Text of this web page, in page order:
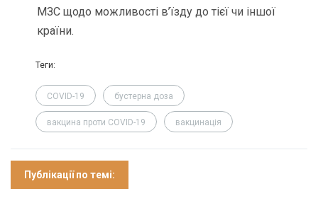
МЗС щодо можливості в’їзду до тієї чи іншої
країни.
Теги:
COVID-19 бустерна доза
вакцина проти COVID-19 вакцинація
Публікації по темі: